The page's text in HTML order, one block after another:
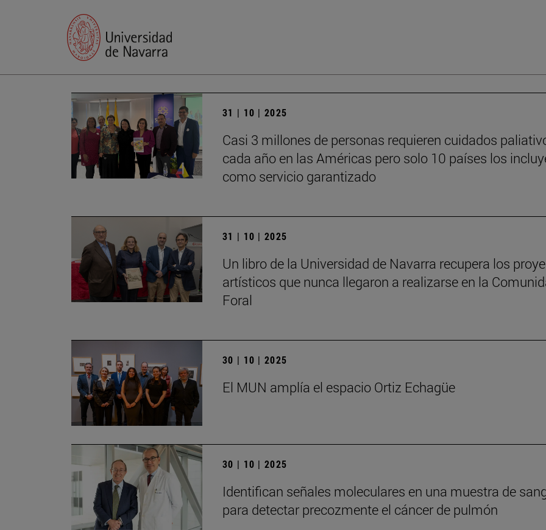
31 | 10 | 2025
Casi 3 millones de personas requieren cuidados
cada año en las Américas pero solo 10 países los
como servicio garantizado
31 | 10 | 2025
Un libro de la Universidad de Navarra recupera los
artísticos que nunca llegaron a realizarse en la
Foral
30 | 10 | 2025
El MUN amplía el espacio Ortiz Echagüe
30 | 10 | 2025
Identifican señales moleculares en una muestra de
para detectar precozmente el cáncer de pulmón